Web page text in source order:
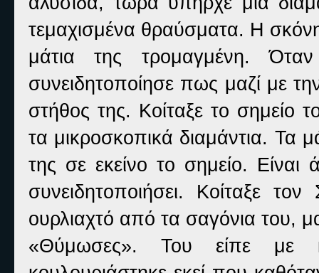
τεμαχισμένα θραύσματα. Η
μάτια της τρομαγμένη.
συνειδητοποίησε πως μαζί με
στήθος της. Κοίταξε το σημείο
τα μικροσκοπικά διαμάντια. Τα
της σε εκείνο το σημείο. Είναι
συνειδητοποιήσει. Κοίταξε
ουρλιαχτό από τα σαγόνια του,
«Θύμωσες». Του είπε με